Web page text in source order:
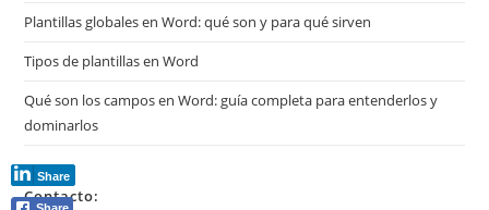
Plantillas globales en Word: qué son y para qué sirven
Tipos de plantillas en Word
Qué son los campos en Word: guía completa para entenderlos y
dominarlos
Contacto:
Share
Share